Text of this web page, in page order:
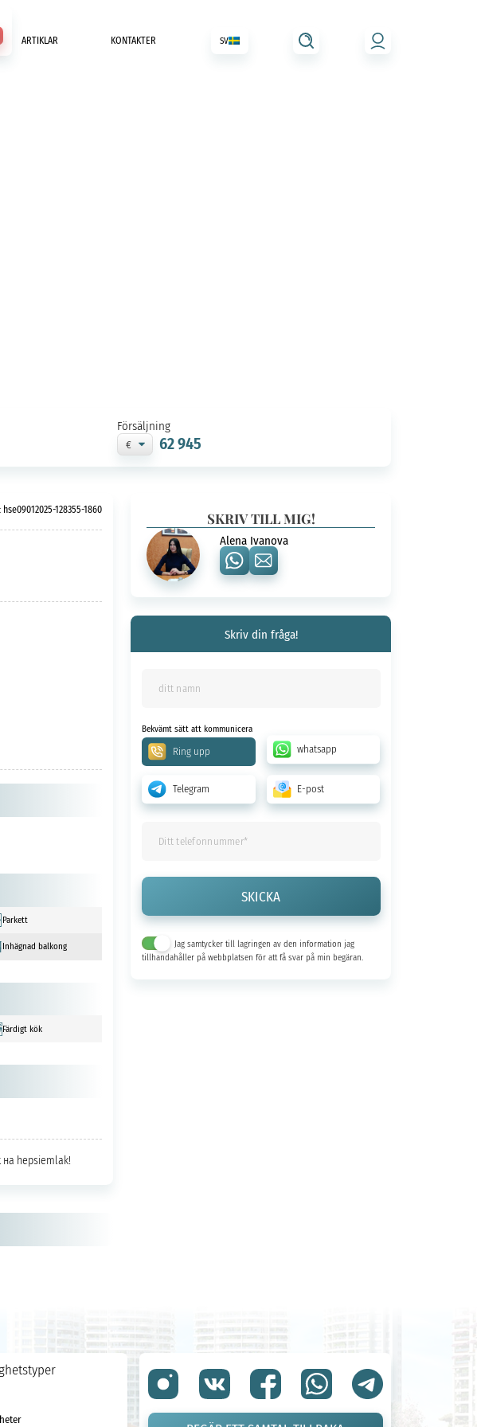
ARTIKLAR KONTAKTER SV
Försäljning
62 945
hse09012025-128355-1860
Parkett
Inhägnad balkong
Färdigt kök
на hepsiemlak!
SKRIV TILL MIG!
Alena Ivanova
Skriv din fråga!
Bekvämt sätt att kommunicera
Ring upp whatsapp
Telegram E-post
Jag samtycker till lagringen av den information jag
tillhandahåller på webbplatsen för att få svar på min begäran.